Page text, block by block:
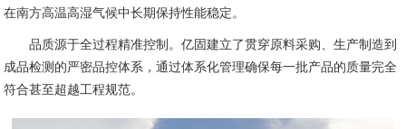
在南方高温高湿气候中长期保持性能稳定。
品质源于全过程精准控制。亿固建立了贯穿原料采购、生产制造到
成品检测的严密品控体系，通过体系化管理确保每一批产品的质量完全
符合甚至超越工程规范。